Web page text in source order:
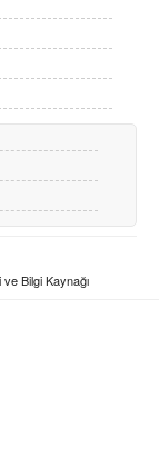
Bilgi Kaynağı